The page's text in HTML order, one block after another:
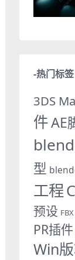
-热门标签
3DS
件AE
型
工程
预设 FBX
PR插件
Win